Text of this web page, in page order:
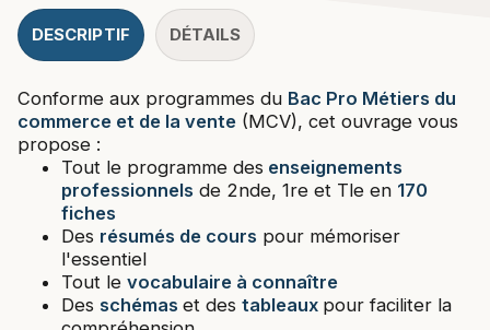
DESCRIPTIF DÉTAILS
Conforme aux programmes du Bac Pro Métiers du
commerce et de la vente (MCV), cet ouvrage vous
propose :
Tout le programme des enseignements
professionnels de 2nde, 1re et Tle en 170
fiches
Des résumés de cours pour mémoriser
l'essentiel
Tout le vocabulaire à connaître
Des schémas et des tableaux pour faciliter la